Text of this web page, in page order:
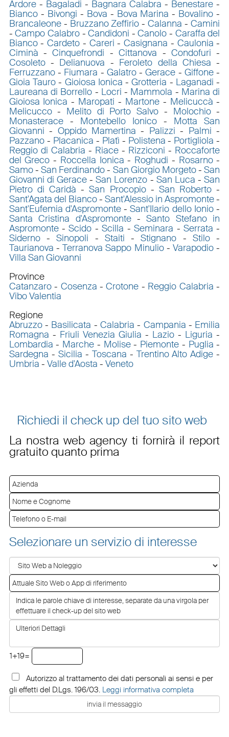
Ardore- Bagaladi - Bagnara Calabra - Benestare -
Bianco- Bivongi - Bova - Bova Marina - Bovalino -
Brancaleone- Bruzzano Zeffirio -Calanna -Camini
-Campo Calabro-Candidoni -Canolo - Caraffa del
Bianco-Cardeto - Careri -Casignana - Caulonia -
Ciminà -Cinquefrondi -Cittanova -Condofuri -
Cosoleto- Delianuova - Feroleto della Chiesa -
Ferruzzano- Fiumara - Galatro-Gerace -Giffone -
Gioia Tauro- Gioiosa Ionica -Grotteria - Laganadi -
Laureana di Borrello - Locri - Mammola - Marina di
Gioiosa Ionica - Maropati - Martone- Melicuccà -
Melicucco- Melito di Porto Salvo - Molochio-
Monasterace- Montebello Ionico - Motta San
Giovanni - Oppido Mamertina - Palizzi - Palmi -
Pazzano- Placanica - Platì - Polistena - Portigliola -
Reggio di Calabria - Riace- Rizziconi - Roccaforte
del Greco - Roccella Ionica - Roghudi - Rosarno-
Samo- San Ferdinando- San Giorgio Morgeto-San
Giovanni di Gerace-San Lorenzo - San Luca -San
Pietro di Caridà -San Procopio-San Roberto -
Sant'Agata del Bianco-Sant'Alessio in Aspromonte-
Sant'Eufemia d'Aspromonte-Sant'Ilario dello Ionio -
Santa Cristina d'Aspromonte-Santo Stefano in
Aspromonte-Scido -Scilla -Seminara -Serrata -
Siderno-Sinopoli - Staiti -Stignano -Stilo -
Taurianova -Terranova Sappo Minulio-Varapodio -
Villa San Giovanni
Province
Catanzaro- Cosenza -Crotone - Reggio Calabria -
Vibo Valentia
Regione
Abruzzo- Basilicata - Calabria - Campania - Emilia
Romagna - Friuli Venezia Giulia - Lazio - Liguria -
Lombardia - Marche - Molise- Piemonte - Puglia -
Sardegna - Sicilia - Toscana - Trentino Alto Adige -
Umbria - Valle d'Aosta - Veneto
Richiedi il check up del tuo sito web
La nostra web agency ti fornirà il report
gratuito quanto prima
Selezionare un servizio di interesse
1+19=
Autorizzo al trattamento dei dati personali ai sensi e per
gli effetti del D.Lgs. 196/03. Leggi informativa completa